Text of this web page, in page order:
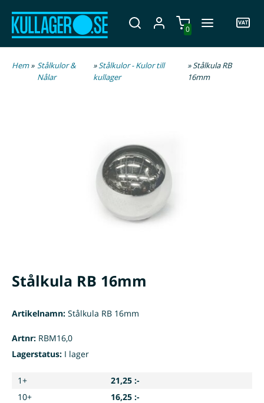
0
Hem» Stålkulor &
Nålar
»Stålkulor - Kulor till
kullager
» Stålkula RB
16mm
Stålkula RB 16mm
Artikelnamn: Stålkula RB 16mm
Artnr: RBM16,0
Lagerstatus: I lager
1+
21,25 :-
10+
16,25 :-